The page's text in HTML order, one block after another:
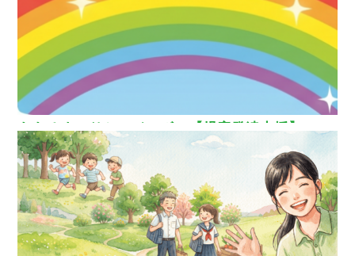
ス】
ああるまつりかレインボー【児童発達支援】